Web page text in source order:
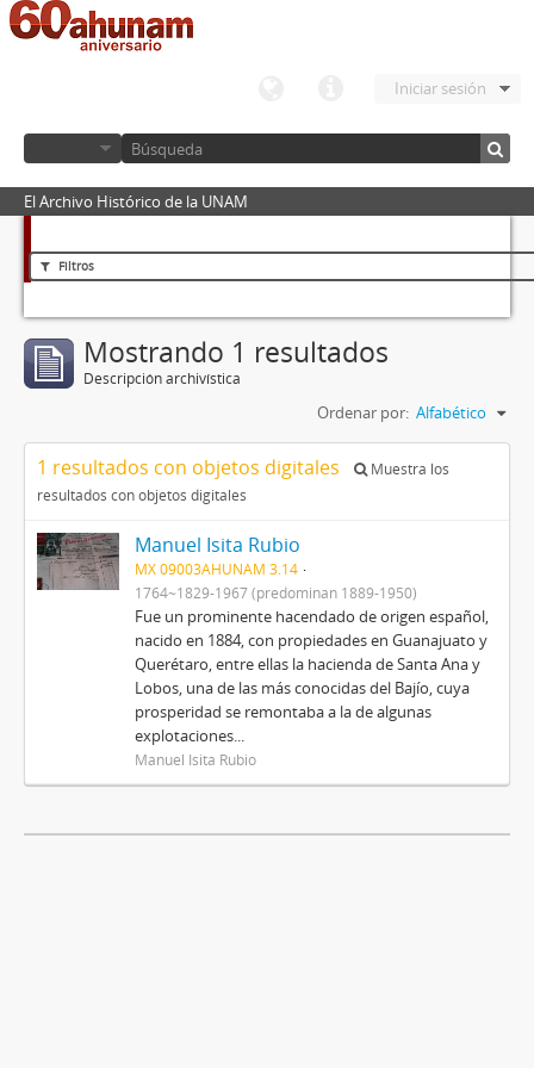
Iniciar sesión
El Archivo Histórico de la UNAM
Filtros
Mostrando 1 resultados
Descripción archivística
Ordenar por: Alfabético
1 resultados con objetos digitales
Muestra los
resultados con objetos digitales
Manuel Isita Rubio
MX 09003AHUNAM 3.14
1764~1829-1967 (predominan 1889-1950)
Fue un prominente hacendado de origen español,
nacido en 1884, con propiedades en Guanajuato y
Querétaro, entre ellas la hacienda de Santa Ana y
Lobos, una de las más conocidas del Bajío, cuya
prosperidad se remontaba a la de algunas
explotaciones...
Manuel Isita Rubio